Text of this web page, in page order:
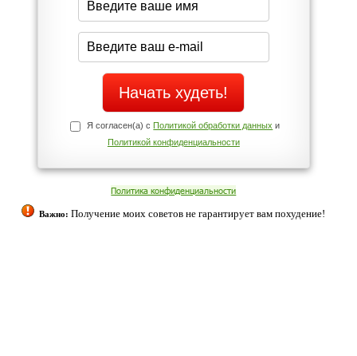
Телефоны службы поддержки
+7 (909) 421-77-27
cookies. Оставаясь с нами, вы соглашаетесь с нашей
Согласен